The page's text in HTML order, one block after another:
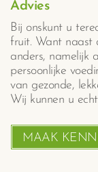
Advies
Bij onskunt u
fruit. Want naast
anders, namelijk
persoonlijke
van gezonde,
Wij kunnen u
MAAK